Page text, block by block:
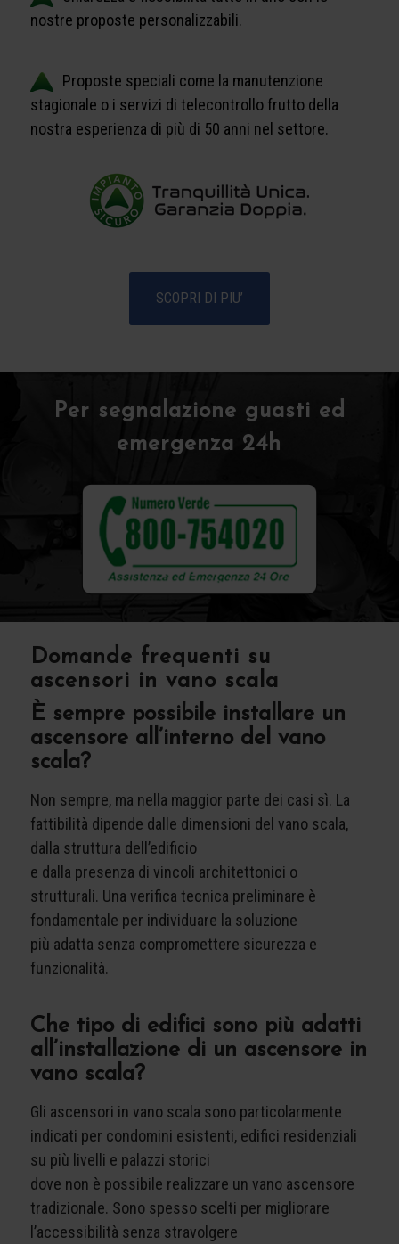
nostre proposte personalizzabili.
Proposte speciali come la manutenzione
stagionale o i servizi di telecontrollo frutto della
nostra esperienza di più di 50 anni nel settore.
SCOPRI DI PIU’
Per segnalazione guasti ed
emergenza 24h
Domande frequenti su
ascensori in vano scala
È sempre possibile installare un
ascensore all’interno del vano
scala?
Non sempre, ma nella maggior parte dei casi sì. La
fattibilità dipende dalle dimensioni del vano scala,
dalla struttura dell’edificio
e dalla presenza di vincoli architettonici o
strutturali. Una verifica tecnica preliminare è
fondamentale per individuare la soluzione
più adatta senza compromettere sicurezza e
funzionalità.
Che tipo di edifici sono più adatti
all’installazione di un ascensore in
vano scala?
Gli ascensori in vano scala sono particolarmente
indicati per condomini esistenti, edifici residenziali
su più livelli e palazzi storici
dove non è possibile realizzare un vano ascensore
tradizionale. Sono spesso scelti per migliorare
l’accessibilità senza stravolgere